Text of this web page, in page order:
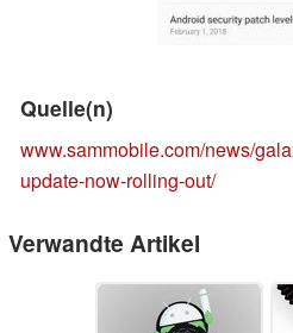
Quelle(n)
www.sammobile.com/news/
update-now-rolling-out/
Verwandte Artikel